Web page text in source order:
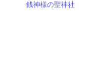
銭神様の聖神社